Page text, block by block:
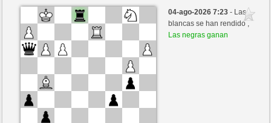
Blancas
991590 (1398) (+10)
Negras
Fliese (1266) (-10)
Tiempo: 9 minutes/side + 9 seconds/move
04-ago-2026 7:23- Las
blancas se han rendido ,
Las negras ganan